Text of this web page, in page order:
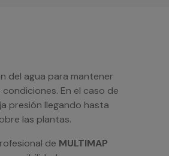
del agua para mantener
En el caso de
presión llegando hasta
las plantas.
de MULTIMAP